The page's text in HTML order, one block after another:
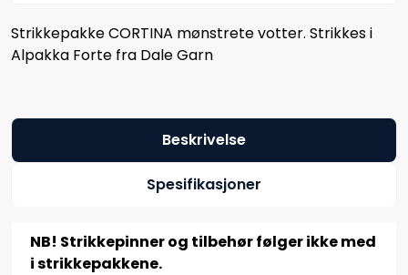
Strikkepakke CORTINA mønstrete votter. Strikkes i
Alpakka Forte fra Dale Garn
Beskrivelse
Spesifikasjoner
NB! Strikkepinner og tilbehør følger ikke med
i strikkepakkene.